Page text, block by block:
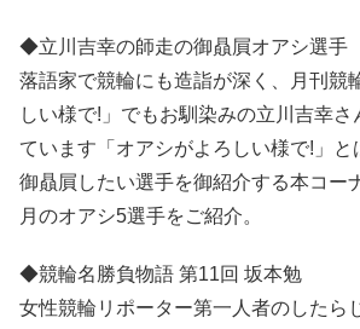
◆立川吉幸の師走の御贔屓オアシ選手
落語家で競輪にも造詣が深く、月刊競
しい様で!」でもお馴染みの立川吉幸さ
ています「オアシがよろしい様で!」
御贔屓したい選手を御紹介する本コー
月のオアシ5選手をご紹介。
◆競輪名勝負物語 第11回 坂本勉
女性競輪リポーター第一人者のしたら